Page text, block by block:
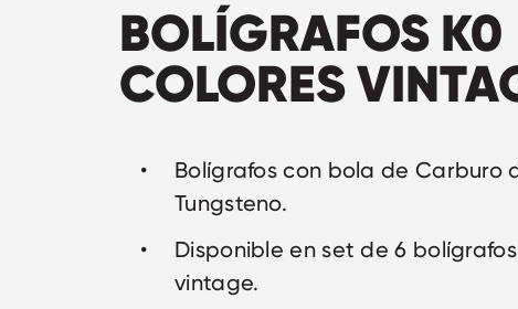
BOLÍGRAFOS K0
COLORES
Bolígrafos con bola de Carburo
Tungsteno.
Disponible en set de 6
vintage.